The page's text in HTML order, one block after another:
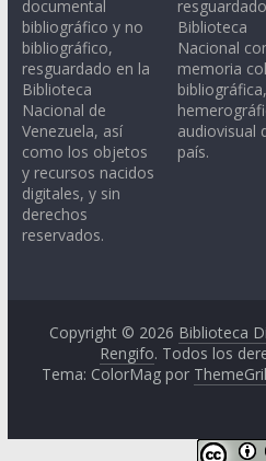
documental
bibliográfico y no
bibliográfico,
resguardado en la
Biblioteca
Nacional de
Venezuela, así
como los objetos
y recursos nacidos
digitales, y sin
derechos
reservados.
Biblioteca
Nacional
memoria
bibliográfica,
audiovisual
país.
Copyright © 2026 Biblioteca
Rengifo. Todos los
Tema: ColorMag por